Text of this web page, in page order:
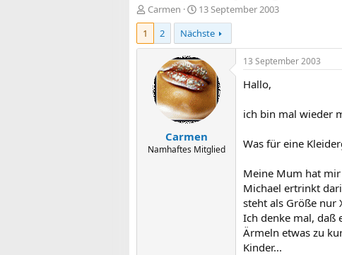
E
r
t
Carmen
E
r
s
t
e
l
l
t
a
m
13 September 2003
1
2 Nächste
Carmen
Namhaftes Mitglied
13 September 2003
Hallo,
ich bin mal wieder
Was für eine
Meine Mum hat
Michael ertrinkt
steht als Größe nur
Ich denke mal, daß
Ärmeln etwas zu
Kinder...